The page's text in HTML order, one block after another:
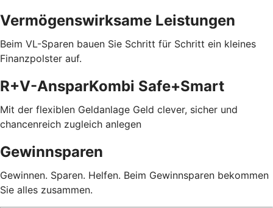
Vermögenswirksame Leistungen
Beim VL-Sparen bauen Sie Schritt für Schritt ein kleines
Finanzpolster auf.
R+V-AnsparKombi Safe+Smart
Mit der flexiblen Geldanlage Geld clever, sicher und
chancenreich zugleich anlegen
Gewinnsparen
Gewinnen. Sparen. Helfen. Beim Gewinnsparen bekommen
Sie alles zusammen.